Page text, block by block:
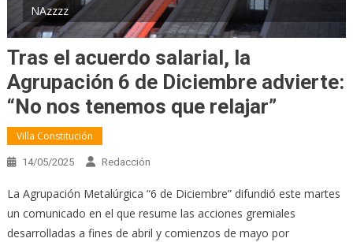
NAzzzz
Tras el acuerdo salarial, la
Agrupación 6 de Diciembre advierte:
“No nos tenemos que relajar”
Villa Constitución
14/05/2025 Redacción
La Agrupación Metalúrgica “6 de Diciembre” difundió este martes
un comunicado en el que resume las acciones gremiales
desarrolladas a fines de abril y comienzos de mayo por